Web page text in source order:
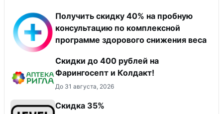
Получить скидку 40% на пробную
консультацию по комплексной
программе здорового снижения веса
Скидки до 400 рублей на
Фарингосепт и Колдакт!
До 31 августа, 2026
Скидка 35%